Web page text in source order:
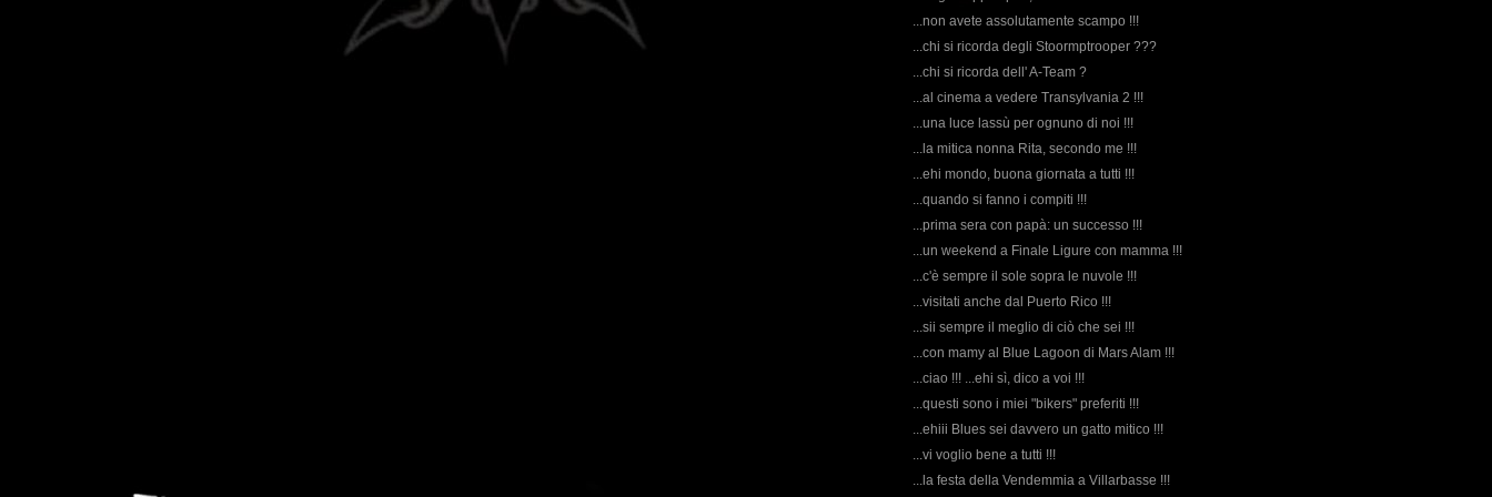
...non avete assolutamente scampo !!!
...chi si ricorda degli Stoormptrooper ???
...chi si ricorda dell' A-Team ?
...al cinema a vedere Transylvania 2 !!!
...una luce lassù per ognuno di noi !!!
...la mitica nonna Rita, secondo me !!!
...ehi mondo, buona giornata a tutti !!!
...quando si fanno i compiti !!!
...prima sera con papà: un successo !!!
...un weekend a Finale Ligure con mamma !!!
...c'è sempre il sole sopra le nuvole !!!
...visitati anche dal Puerto Rico !!!
...sii sempre il meglio di ciò che sei !!!
...con mamy al Blue Lagoon di Mars Alam !!!
...ciao !!! ...ehi sì, dico a voi !!!
...questi sono i miei "bikers" preferiti !!!
...ehiii Blues sei davvero un gatto mitico !!!
...vi voglio bene a tutti !!!
...la festa della Vendemmia a Villarbasse !!!